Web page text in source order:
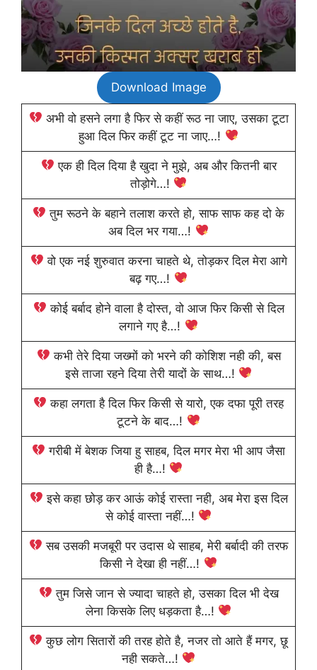
Download Image
अभी वो हसने लगा है फिर से कहीं रूठ ना जाए, उसका टूटा
हुआ दिल फिर कहीं टूट ना जाए…!
एक ही दिल दिया है खुदा ने मुझे, अब और कितनी बार
तोड़ोगे…!
तुम रूठने के बहाने तलाश करते हो, साफ साफ कह दो के
अब दिल भर गया…!
वो एक नई शुरुवात करना चाहते थे, तोड़कर दिल मेरा आगे
बढ़ गए…!
कोई बर्बाद होने वाला है दोस्त, वो आज फिर किसी से दिल
लगाने गए है…!
कभी तेरे दिया जख्मों को भरने की कोशिश नही की, बस
इसे ताजा रहने दिया तेरी यादों के साथ…!
कहा लगता है दिल फिर किसी से यारो, एक दफा पूरी तरह
टूटने के बाद…!
गरीबी में बेशक जिया हु साहब, दिल मगर मेरा भी आप जैसा
ही है…!
इसे कहा छोड़ कर आऊं कोई रास्ता नही, अब मेरा इस दिल
से कोई वास्ता नहीं…!
सब उसकी मजबूरी पर उदास थे साहब, मेरी बर्बादी की तरफ
किसी ने देखा ही नहीं…!
तुम जिसे जान से ज्यादा चाहते हो, उसका दिल भी देख
लेना किसके लिए धड़कता है…!
कुछ लोग सितारों की तरह होते है, नजर तो आते हैं मगर, छू
नही सकते…!